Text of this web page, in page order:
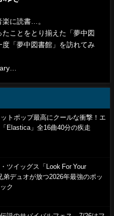
楽に読書…。
ことをとり揃えた「夢中図
「夢中図書館」を訪れてみ
トポップ最高にクールな衝撃！エ
Elastica」全16曲40分の疾走
ツイッグス「Look For Your
弟デュオが放つ2026年最強のポッ
ク